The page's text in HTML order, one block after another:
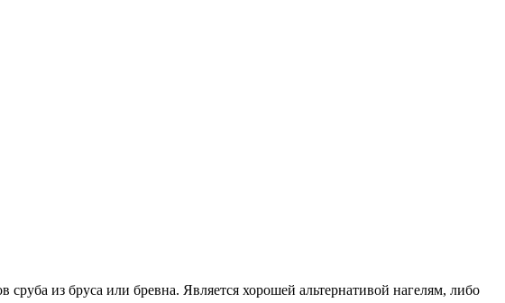
из бруса или бревна. Является хорошей альтернативой нагелям, либо